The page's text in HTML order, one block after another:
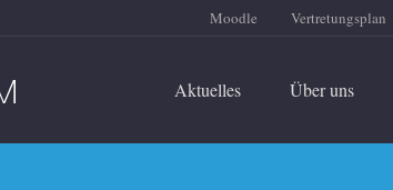
Moodle Vertretungsplan
Aktuelles Über uns